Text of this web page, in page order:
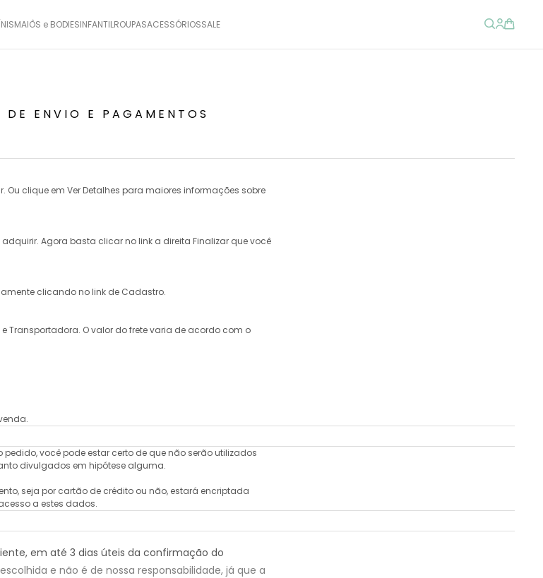
MAIÔS e BODIESINFANTILROUPASACESSÓRIOSSALE
ENVIO E PAGAMENTOS
. Ou clique em Ver Detalhes para maiores informações sobre
Agora basta clicar no link a direita Finalizar que você
clicando no link de Cadastro.
Transportadora. O valor do frete varia de acordo com o
você pode estar certo de que não serão utilizados
divulgados em hipótese alguma.
seja por cartão de crédito ou não, estará encriptada
a estes dados.
em até 3 dias úteis da confirmação do
e não é de nossa responsabilidade, já que a